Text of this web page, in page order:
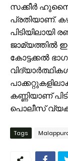
സക്കീർ
പ്രതിയാണ്.
പിടിയിലായി
ജാമ്യത്തിൽ
കോട്ടക്കൽ
കണ്ണിയാണ്
പൊലീസ്
Tags